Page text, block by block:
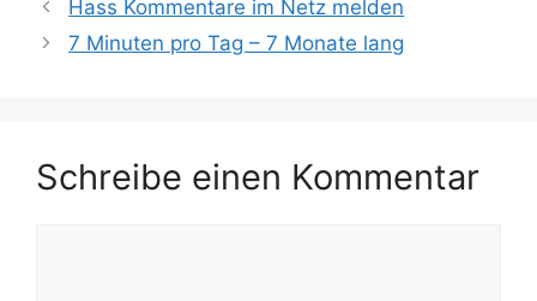
Hass Kommentare im Netz melden
7 Minuten pro Tag – 7 Monate lang
Schreibe einen Kommentar